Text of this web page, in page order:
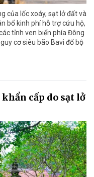
của lốc xoáy, sạt lở đất và
bổ kinh phí hỗ trợ cứu hộ,
tỉnh ven biển phía Đông
cơ siêu bão Bavi đổ bộ
cấp do sạt lở